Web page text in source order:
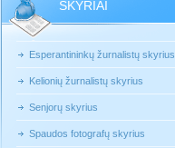
SKYRIAI
Esperantininkų žurnalistų skyrius
Kelionių žurnalistų skyrius
Senjorų skyrius
Spaudos fotografų skyrius